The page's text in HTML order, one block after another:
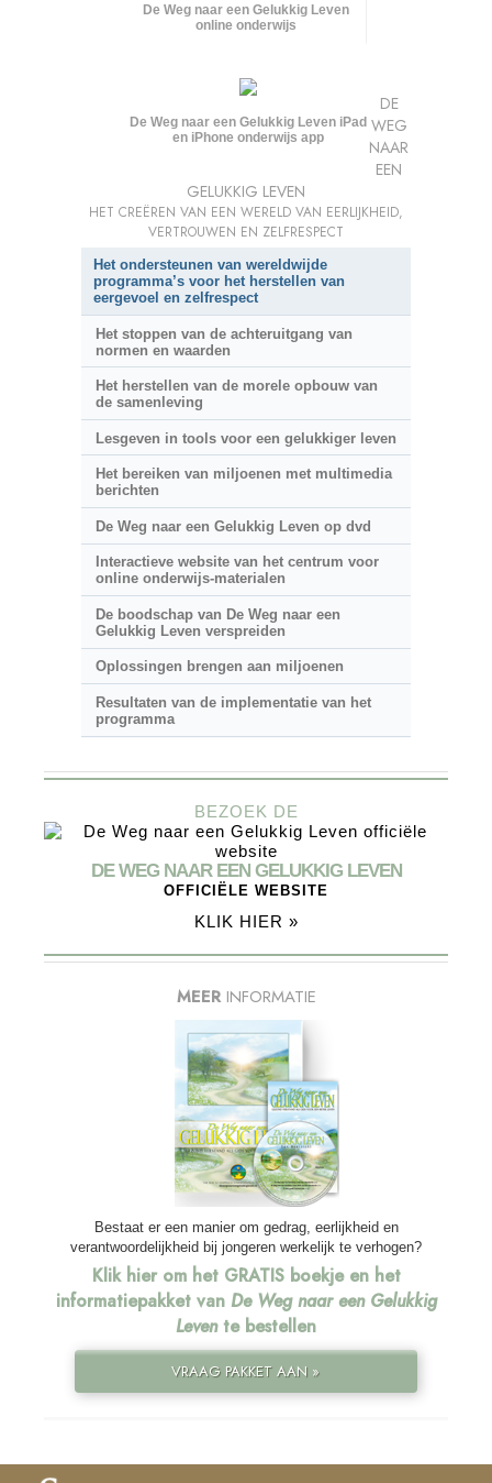
De Weg naar een Gelukkig Leven
online onderwijs
De Weg naar een Gelukkig Leven iPad
en iPhone onderwijs app
DE
WEG
NAAR
EEN
GELUKKIG LEVEN
HET CREËREN VAN EEN WERELD VAN EERLIJKHEID,
VERTROUWEN EN ZELFRESPECT
Het ondersteunen van wereldwijde
programma’s voor het herstellen van
eergevoel en zelfrespect
Het stoppen van de achteruitgang van
normen en waarden
Het herstellen van de morele opbouw van
de samenleving
Lesgeven in tools voor een gelukkiger leven
Het bereiken van miljoenen met multimedia
berichten
De Weg naar een Gelukkig Leven op dvd
Interactieve website van het centrum voor
online onderwijs-materialen
De boodschap van De Weg naar een
Gelukkig Leven verspreiden
Oplossingen brengen aan miljoenen
Resultaten van de implementatie van het
programma
BEZOEK DE
DE WEG NAAR EEN GELUKKIG LEVEN
OFFICIËLE WEBSITE
KLIK HIER »
MEER INFORMATIE
Bestaat er een manier om gedrag, eerlijkheid en
verantwoordelijkheid bij jongeren werkelijk te verhogen?
Klik hier om het GRATIS boekje en het
informatiepakket van De Weg naar een Gelukkig
Levente bestellen
VRAAG PAKKET AAN »